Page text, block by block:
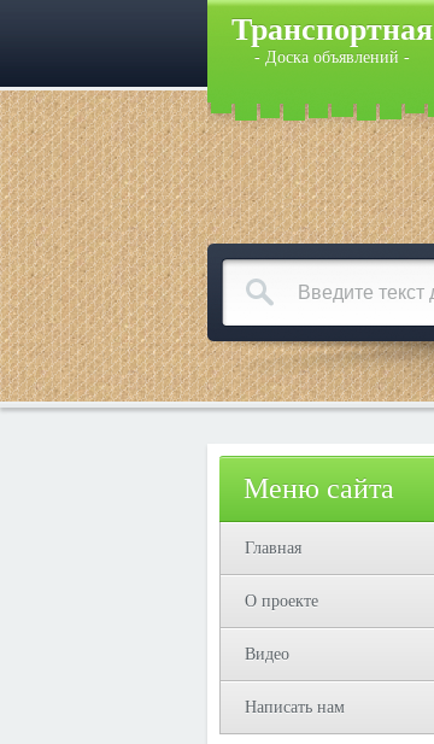
Транспортная
- Доска объявлений -
Меню сайта
Главная
О проекте
Видео
Написать нам